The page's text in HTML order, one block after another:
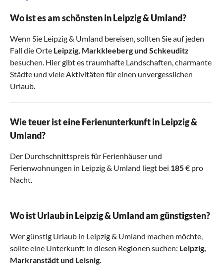
Wo ist es am schönsten in Leipzig & Umland?
Wenn Sie Leipzig & Umland bereisen, sollten Sie auf jeden
Fall die Orte Leipzig, Markkleebergund Schkeuditz
besuchen. Hier gibt es traumhafte Landschaften, charmante
Städte und viele Aktivitäten für einen unvergesslichen
Urlaub.
Wie teuer ist eine Ferienunterkunft in Leipzig &
Umland?
Der Durchschnittspreis für Ferienhäuser und
Ferienwohnungen in Leipzig & Umland liegt bei 185€ pro
Nacht.
Wo ist Urlaub in Leipzig & Umland am günstigsten?
Wer günstig Urlaub in Leipzig & Umland machen möchte,
sollte eine Unterkunft in diesen Regionen suchen: Leipzig,
Markranstädtund Leisnig.